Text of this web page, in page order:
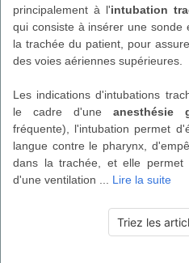
principalement à l'intubation
qui consiste à insérer une sonde
la trachée du patient, pour
des voies aériennes supérieures.
Les indications d'intubations
le cadre d'une anesthésie
fréquente), l'intubation permet
langue contre le pharynx,
dans la trachée, et elle permet
d'une ventilation
Lire la suite